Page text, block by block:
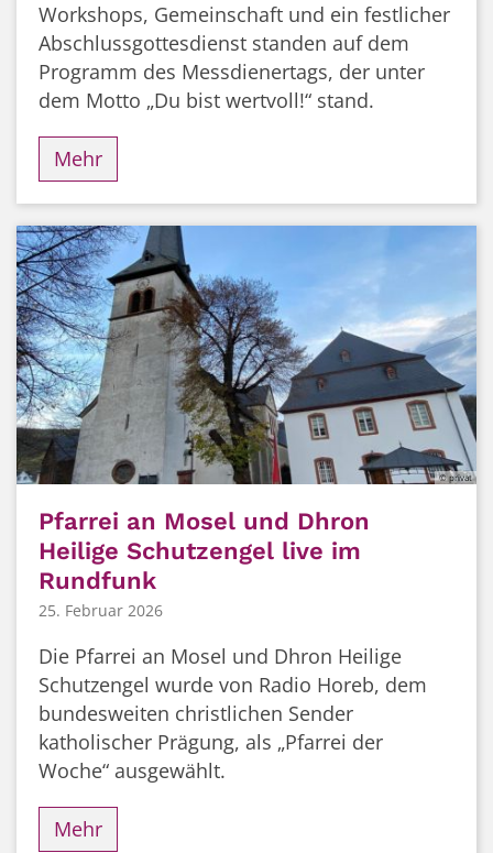
Workshops, Gemeinschaft und ein festlicher
Abschlussgottesdienst standen auf dem
Programm des Messdienertags, der unter
dem Motto „Du bist wertvoll!“ stand.
Mehr
© privat
Pfarrei an Mosel und Dhron
Heilige Schutzengel live im
Rundfunk
25. Februar 2026
Die Pfarrei an Mosel und Dhron Heilige
Schutzengel wurde von Radio Horeb, dem
bundesweiten christlichen Sender
katholischer Prägung, als „Pfarrei der
Woche“ ausgewählt.
Mehr